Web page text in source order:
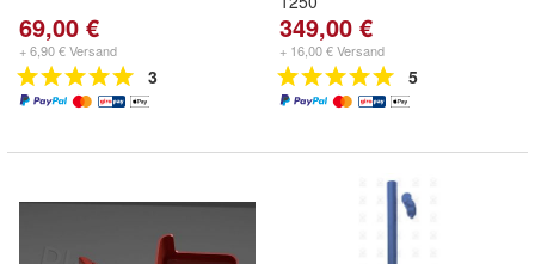
69,00 €
+ 6,90 € Versand
3
349,00 €
+ 16,00 € Versand
5